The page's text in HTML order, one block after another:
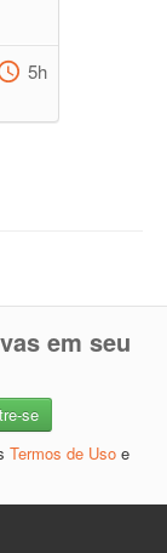
5h
em seu
Termos de Uso e